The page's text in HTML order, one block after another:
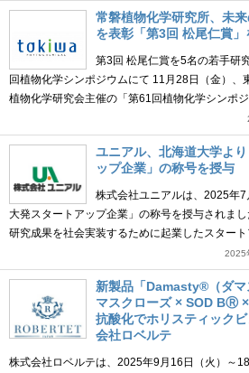
常磐植物化学研究所、未
を表彰「第3回 松尾仁賞」
第3回 松尾仁賞を5名の若手研
回植物化学シンポジウムにて 11月28日（金）、
植物化学研究会主催の「第61回植物化学シンポ
ユニアル、北海道大学よ
ップ企業」の称号を授与
株式会社ユニアルは、2025年
大発スタートアップ企業」の称号を授与されま
研究成果を社会実装するために起業したスター
2025
新製品「Damasty®（ダ
マスクローズ × SOD BⓇ
抗酸化でホリスティック
会社ロベルテ
株式会社ロベルテは、2025年9月16日（火）～